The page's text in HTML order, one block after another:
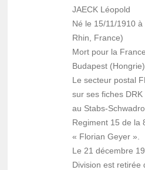
JAECK Léopold
Né le 15/11/1910
Rhin, France)
Mort pour la
Budapest (Hongrie)
Le secteur postal
sur ses fiches
au Stabs-
Regiment 15 de la
« Florian Geyer ».
Le 21 décembre
Division est retirée